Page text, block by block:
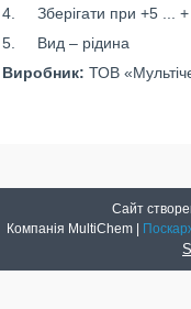
4. Зберігати при +5 ... +
5. Вид – рідина
Виробник: ТОВ
Сайт